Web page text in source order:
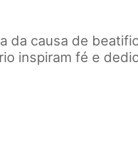
da causa de
inspiram fé e